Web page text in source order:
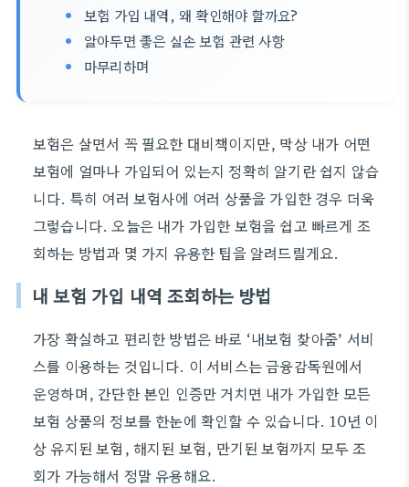
보험 가입 내역, 왜 확인해야 할까요?
알아두면 좋은 실손 보험 관련 사항
마무리하며
보험은 살면서 꼭 필요한 대비책이지만, 막상 내가 어떤
보험에 얼마나 가입되어 있는지 정확히 알기란 쉽지 않습
니다. 특히 여러 보험사에 여러 상품을 가입한 경우 더욱
그렇습니다. 오늘은 내가 가입한 보험을 쉽고 빠르게 조
회하는 방법과 몇 가지 유용한 팁을 알려드릴게요.
내 보험 가입 내역 조회하는 방법
가장 확실하고 편리한 방법은 바로 ‘내보험 찾아줌’ 서비
스를 이용하는 것입니다. 이 서비스는 금융감독원에서
운영하며, 간단한 본인 인증만 거치면 내가 가입한 모든
보험 상품의 정보를 한눈에 확인할 수 있습니다. 10년 이
상 유지된 보험, 해지된 보험, 만기된 보험까지 모두 조
회가 가능해서 정말 유용해요.